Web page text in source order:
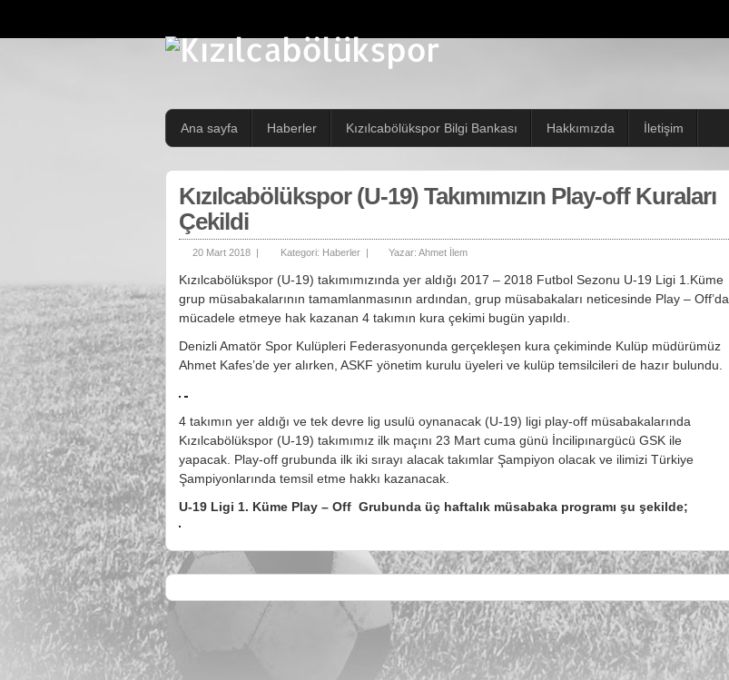
Ana sayfa Haberler Kızılcabölükspor Bilgi Bankası Hakkımızda İletişim
Kızılcabölükspor (U-19) Takımımızın Play-off Kuraları
Çekildi
20 Mart 2018 | Kategori: Haberler | Yazar: Ahmet İlem
Kızılcabölükspor (U-19) takımımızında yer aldığı 2017 – 2018 Futbol Sezonu U-19 Ligi 1.Küme
grup müsabakalarının tamamlanmasının ardından, grup müsabakaları neticesinde Play – Off’da
mücadele etmeye hak kazanan 4 takımın kura çekimi bugün yapıldı.
Denizli Amatör Spor Kulüpleri Federasyonunda gerçekleşen kura çekiminde Kulüp müdürümüz
Ahmet Kafes’de yer alırken, ASKF yönetim kurulu üyeleri ve kulüp temsilcileri de hazır bulundu.
4 takımın yer aldığı ve tek devre lig usulü oynanacak (U-19) ligi play-off müsabakalarında
Kızılcabölükspor (U-19) takımımız ilk maçını 23 Mart cuma günü İncilipınargücü GSK ile
yapacak. Play-off grubunda ilk iki sırayı alacak takımlar Şampiyon olacak ve ilimizi Türkiye
Şampiyonlarında temsil etme hakkı kazanacak.
U-19 Ligi 1. Küme Play – Off Grubunda üç haftalık müsabaka programı şu şekilde;